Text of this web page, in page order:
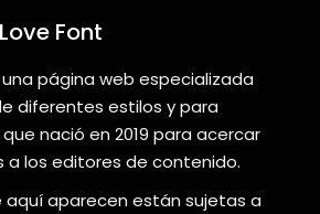
Font
página web especializada
diferentes estilos y para
nació en 2019 para acercar
a los editores de contenido.
aquí aparecen están sujetas a